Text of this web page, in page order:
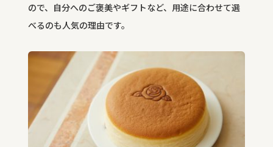
ので、自分へのご褒美やギフトなど、用途に合わせて選
べるのも人気の理由です。